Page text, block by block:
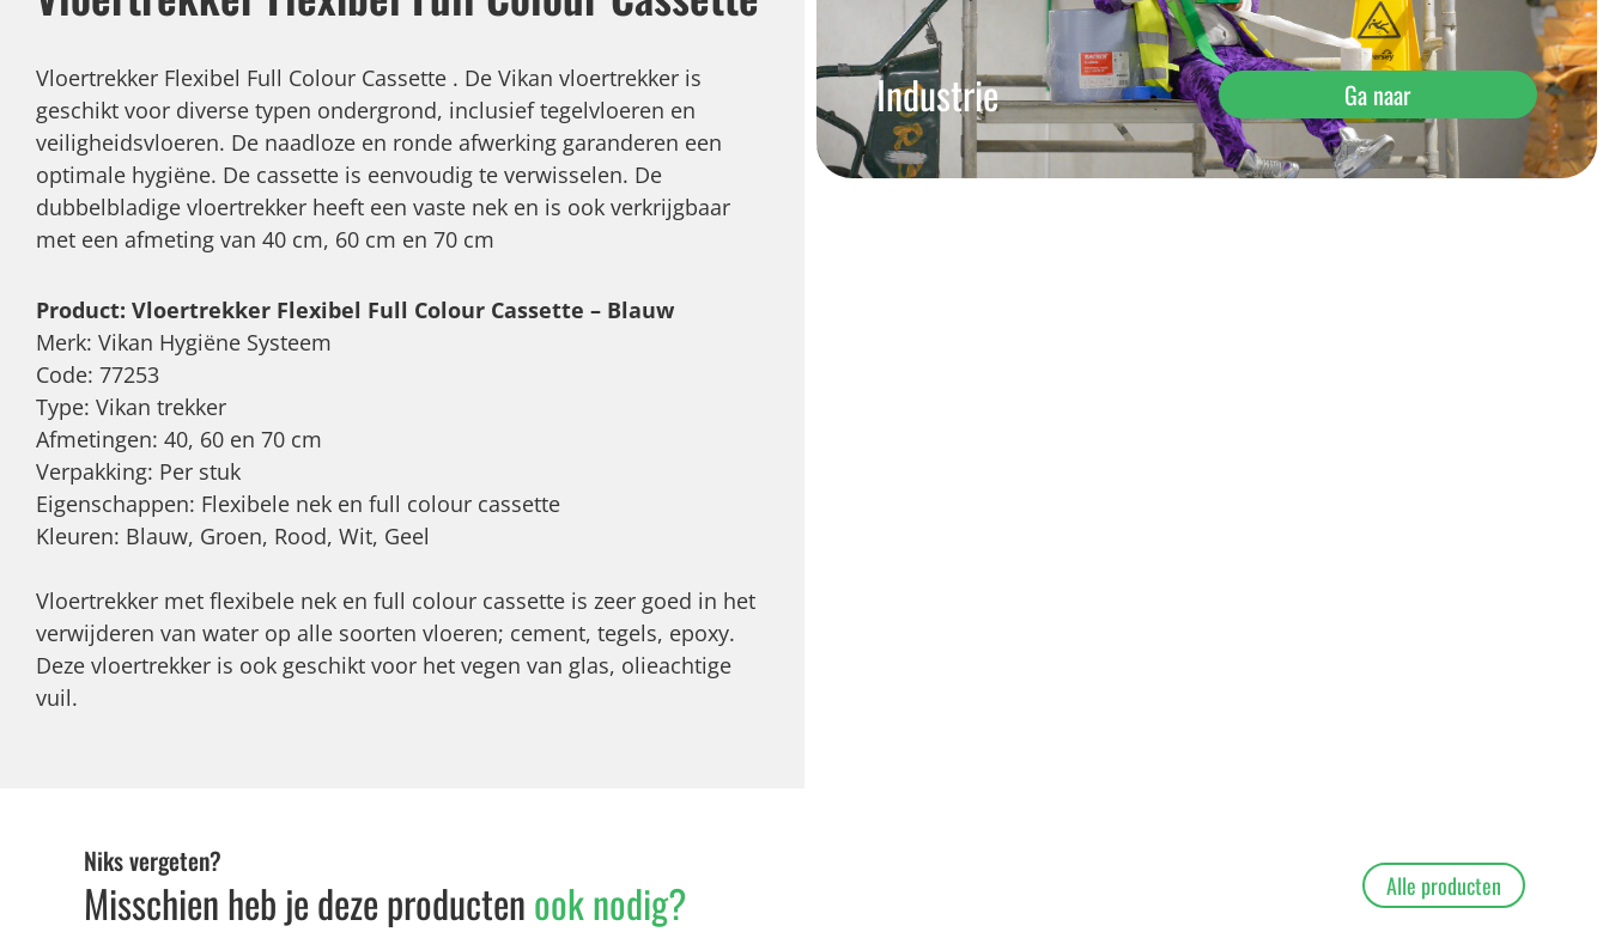
Vloertrekker Flexibel Full Colour Cassette . De Vikan vloertrekker is
geschikt voor diverse typen ondergrond, inclusief tegelvloeren en
veiligheidsvloeren. De naadloze en ronde afwerking garanderen een
optimale hygiëne. De cassette is eenvoudig te verwisselen. De
dubbelbladige vloertrekker heeft een vaste nek en is ook verkrijgbaar
met een afmeting van 40 cm, 60 cm en 70 cm
Product: Vloertrekker Flexibel Full Colour Cassette – Blauw
Merk: Vikan Hygiëne Systeem
Code: 77253
Type: Vikan trekker
Afmetingen: 40, 60 en 70 cm
Verpakking: Per stuk
Eigenschappen: Flexibele nek en full colour cassette
Kleuren: Blauw, Groen, Rood, Wit, Geel
Vloertrekker met flexibele nek en full colour cassette is zeer goed in het
verwijderen van water op alle soorten vloeren; cement, tegels, epoxy.
Deze vloertrekker is ook geschikt voor het vegen van glas, olieachtige
vuil.
Industrie Ga naar
Niks vergeten?
Misschien heb je deze productenook nodig? Alle producten